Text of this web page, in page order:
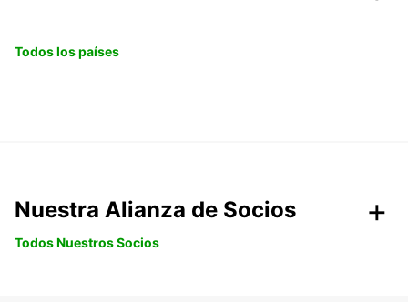
Todos los países
Nuestra Alianza de Socios
Todos Nuestros Socios